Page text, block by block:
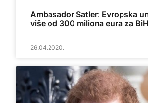
Ambasador Satler: Evropska
više od 300 miliona eura za BiH
26.04.2020.